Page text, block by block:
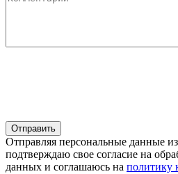
Отправляя персональные данные
подтверждаю свое согласие на
данных и соглашаюсь на политику